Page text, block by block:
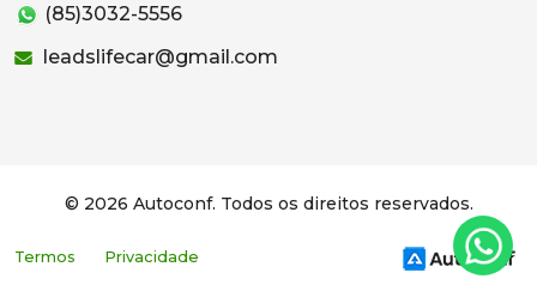
(85)3032-5556
leadslifecar@gmail.com
© 2026 Autoconf. Todos os direitos reservados.
Termos Privacidade